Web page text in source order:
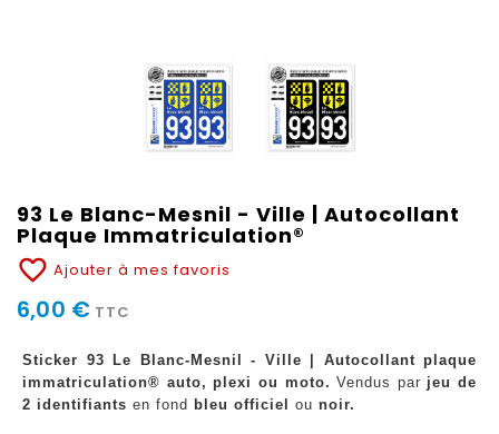
93 Le Blanc-Mesnil - Ville | Autocollant
Plaque Immatriculation®
favorite_border Ajouter à mes favoris
6,00 € TTC
Sticker 93 Le Blanc-Mesnil - Ville | Autocollant plaque
immatriculation® auto, plexi ou moto. Vendus par jeu de
2 identifiants en fond bleu officiel ou noir.